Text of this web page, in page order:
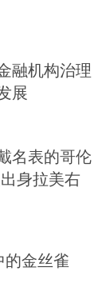
融机构治理
展
名表的哥伦
身拉美右
的金丝雀